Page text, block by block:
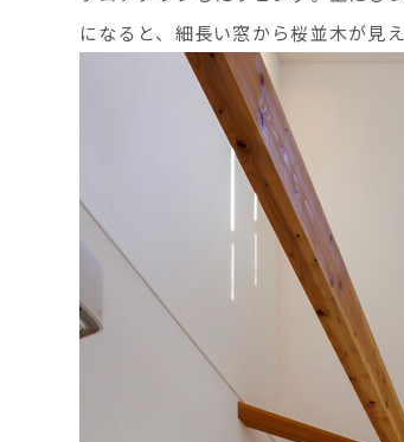
になると、細長い窓から桜並木が見え